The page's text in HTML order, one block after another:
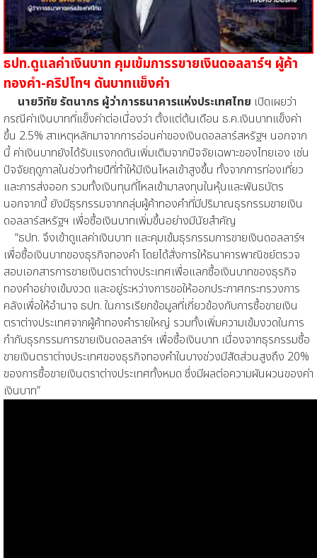
ธปท.ดูแลค่าเงินบาท คุมเข้มการรขายเงินดอลลาร์ฯ ผู้ค้า
ทองคำ-คริปโทฯ ดันบาทแข็งค่า
นายวิทัย รัตนากร ผู้ว่าการธนาคารแห่งประเทศไทย เปิดเผยว่า
กรณีค่าเงินบาทที่แข็งค่าต่อเนื่องว่า ตั้งแต่ต้นเดือน ธ.ค.เงินบาทแข็งค่า
ขึ้น 2.5% สาเหตุหลักมาจากการอ่อนค่าของเงินดอลลาร์สหรัฐฯ นอกจาก
นี้ ค่าเงินบาทยังได้รับแรงกดดันเพิ่มเติมจากปัจจัยเฉพาะของไทยเอง เช่น
ปัจจัยฤดูกาลในช่วงท้ายปีที่ทำให้มีเงินไหลเข้าสูงขึ้น ทั้งจากการท่องเที่ยว
และการส่งออก รวมทั้งเงินทุนที่ไหลเข้ามาลงทุนในหุ้นและพันธบัตร
นอกจากนี้ ยังมีธุรกรรมจากกลุ่มผู้ค้าทองคำที่มีปริมาณธุรกรรมขายเงิน
ดอลลาร์สหรัฐฯ เพื่อซื้อเงินบาทเพิ่มขึ้นอย่างมีนัยสำคัญ
“ธปท. จึงเข้าดูแลค่าเงินบาท และคุมเข้มธุรกรรมการขายเงินดอลลาร์ฯ
เพื่อซื้อเงินบาทของธุรกิจทองคำ โดยได้สั่งการให้ธนาคารพาณิชย์ตรวจ
สอบเอกสารการขายเงินตราต่างประเทศเพื่อแลกซื้อเงินบาทของธุรกิจ
ทองคำอย่างเข้มงวด และอยู่ระหว่างการขอให้ออกประกาศกระทรวงการ
คลังเพื่อให้อำนาจ ธปท. ในการเรียกข้อมูลที่เกี่ยวข้องกับการซื้อขายเงิน
ตราต่างประเทศจากผู้ค้าทองคำรายใหญ่ รวมทั้งเพิ่มความเข้มงวดในการ
กำกับธุรกรรมการขายเงินดอลลาร์ฯ เพื่อซื้อเงินบาท เนื่องจากธุรกรรมซื้อ
ขายเงินตราต่างประเทศของธุรกิจทองคำในบางช่วงมีสัดส่วนสูงถึง 20%
ของการซื้อขายเงินตราต่างประเทศทั้งหมด ซึ่งมีผลต่อความผันผวนของค่า
เงินบาท”